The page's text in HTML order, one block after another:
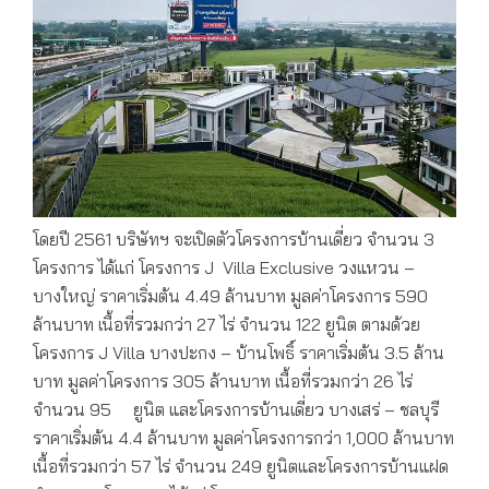
โดยปี 2561 บริษัทฯ จะเปิดตัวโครงการบ้านเดี่ยว จำนวน 3
โครงการ ได้แก่ โครงการ J Villa Exclusive วงแหวน –
บางใหญ่ ราคาเริ่มต้น 4.49 ล้านบาท มูลค่าโครงการ 590
ล้านบาท เนื้อที่รวมกว่า 27 ไร่ จำนวน 122 ยูนิต ตามด้วย
โครงการ J Villa บางปะกง – บ้านโพธิ์ ราคาเริ่มต้น 3.5 ล้าน
บาท มูลค่าโครงการ 305 ล้านบาท เนื้อที่รวมกว่า 26 ไร่
จำนวน 95 ยูนิต และโครงการบ้านเดี่ยว บางเสร่ – ชลบุรี
ราคาเริ่มต้น 4.4 ล้านบาท มูลค่าโครงการกว่า 1,000 ล้านบาท
เนื้อที่รวมกว่า 57 ไร่ จำนวน 249 ยูนิตและโครงการบ้านแฝด